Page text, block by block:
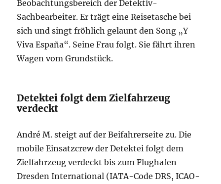
Beobachtungsbereich der Detektiv-
Sachbearbeiter. Er trägt eine Reisetasche bei
sich und singt fröhlich gelaunt den Song „Y
Viva España“. Seine Frau folgt. Sie fährt ihren
Wagen vom Grundstück.
Detektei folgt dem Zielfahrzeug
verdeckt
André M. steigt auf der Beifahrerseite zu. Die
mobile Einsatzcrew der Detektei folgt dem
Zielfahrzeug verdeckt bis zum Flughafen
Dresden International (IATA-Code DRS, ICAO-